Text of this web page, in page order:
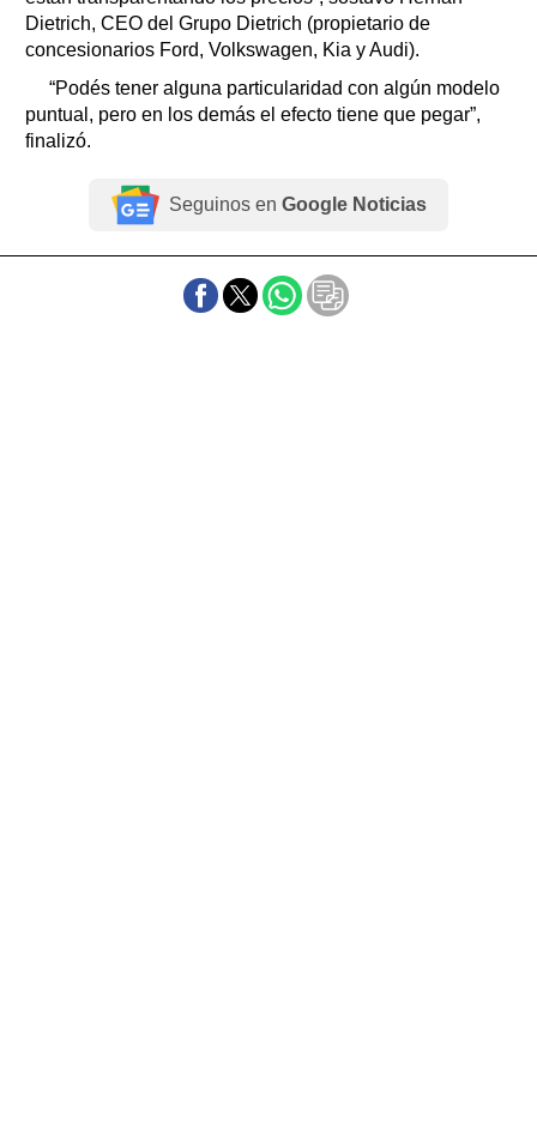
Dietrich, CEO del Grupo Dietrich (propietario de
concesionarios Ford, Volkswagen, Kia y Audi).
“Podés tener alguna particularidad con algún modelo
puntual, pero en los demás el efecto tiene que pegar”,
finalizó.
Seguinos en Google Noticias